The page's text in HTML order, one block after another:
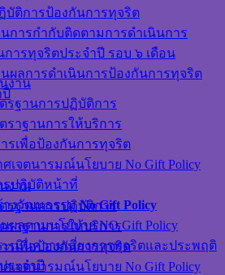
งาน
รฐานการปฏิบัติการ
ราฐานการให้บริการ
รเพื่อป้องกันการทุจริต
ศเจตนารมณ์นโยบาย No Gift Policy
รปฏิบัติหน้าที่
างวัฒนธรรมNo Gift Policy
ผลตามนโยบาย NO Gift Policy
ะเมินความเสี่ยงการทุจริตและประพฤติ
ระจำปี
บัติการป้องกันการทุจริต
นการกำกับติดตามการดำเนินการ
การทุจริตประจำปี รอบ ๖ เดือน
นผลการดำเนินการป้องกันการทุจริต
ปี
งาน
รฐานการปฏิบัติการ
ราฐานการให้บริการ
รเพื่อป้องกันการทุจริต
ศเจตนารมณ์นโยบาย No Gift Policy
ำบลปากพะยูน.